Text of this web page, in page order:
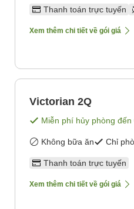
Thanh toán trực tuyến
Xem thêm chi tiết về gói giá
Victorian 2Q
Miễn phí hủy phòng đến
Không bữa ăn Chỉ
Thanh toán trực tuyến
Xem thêm chi tiết về gói giá